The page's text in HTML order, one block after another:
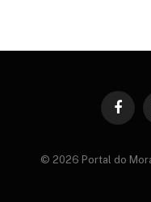
© 2026 Portal do